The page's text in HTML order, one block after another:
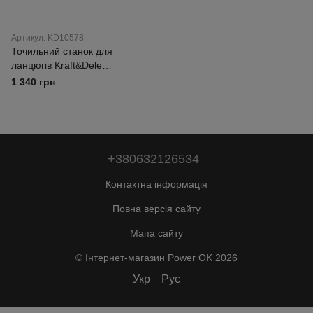
Артикул: KD10578
Точильний станок для
ланцюгів Kraft&Dele
KD10578, 100 Вт
1 340 грн
+380632126534
Контактна інформація
Повна версія сайту
Мапа сайту
© Інтернет-магазин Power OK 2026
Укр Рус